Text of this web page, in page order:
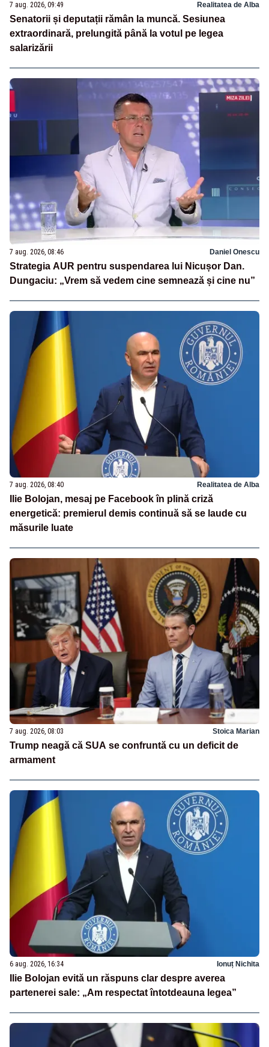
7 aug. 2026, 09:49 Realitatea de Alba
Senatorii și deputații rămân la muncă. Sesiunea
extraordinară, prelungită până la votul pe legea
salarizării
7 aug. 2026, 08:46 Daniel Onescu
Strategia AUR pentru suspendarea lui Nicușor Dan.
Dungaciu: „Vrem să vedem cine semnează și cine nu”
7 aug. 2026, 08:40 Realitatea de Alba
Ilie Bolojan, mesaj pe Facebook în plină criză
energetică: premierul demis continuă să se laude cu
măsurile luate
7 aug. 2026, 08:03 Stoica Marian
Trump neagă că SUA se confruntă cu un deficit de
armament
6 aug. 2026, 16:34 Ionuț Nichita
Ilie Bolojan evită un răspuns clar despre averea
partenerei sale: „Am respectat întotdeauna legea”